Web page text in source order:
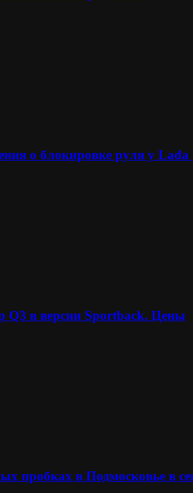
о блокировке руля у Lada
Q3 в версии Sportback. Цены
пробках в Подмосковье в